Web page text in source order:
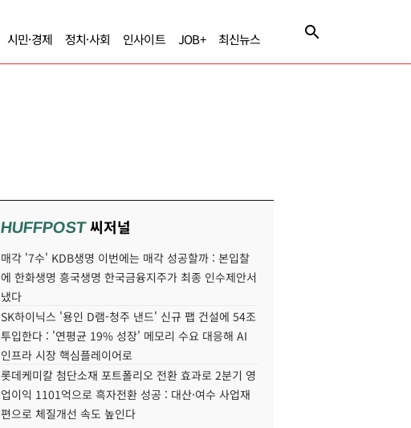
시민·경제 정치·사회 인사이트 JOB+ 최신뉴스
HUFFPOST씨저널
매각 '7수' KDB생명 이번에는 매각 성공할까 : 본입찰
에 한화생명 흥국생명 한국금융지주가 최종 인수제안서
냈다
SK하이닉스 '용인 D램-청주 낸드' 신규 팹 건설에 54조
투입한다 : '연평균 19% 성장' 메모리 수요 대응해 AI
인프라 시장 핵심플레이어로
롯데케미칼 첨단소재 포트폴리오 전환 효과로 2분기 영
업이익 1101억으로 흑자전환 성공 : 대산·여수 사업재
편으로 체질개선 속도 높인다